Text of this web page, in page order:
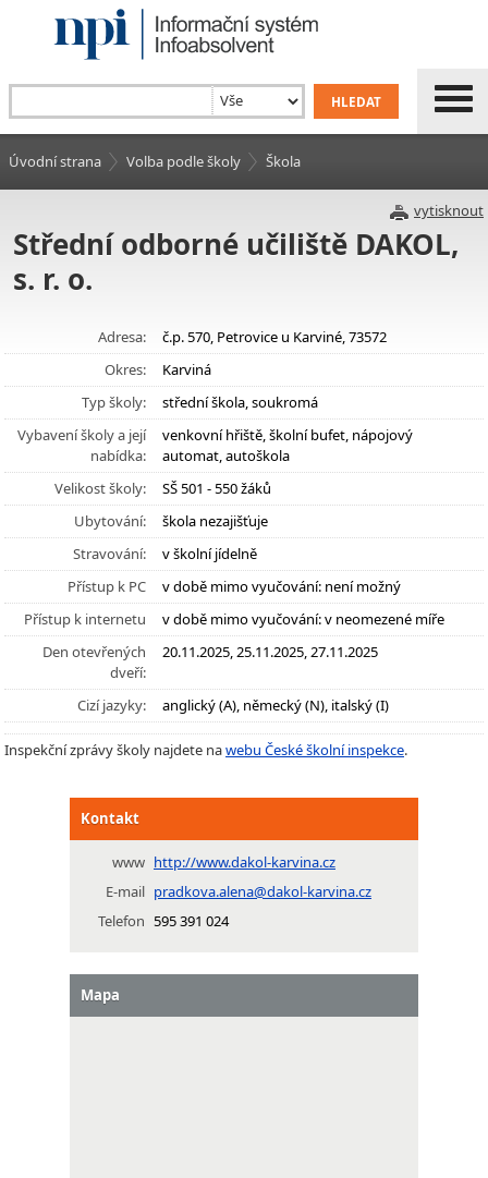
Úvodní strana Volba podle školy Škola
vytisknout
Střední odborné učiliště DAKOL,
s. r. o.
Adresa:
č.p. 570, Petrovice u Karviné, 73572
Okres:
Karviná
Typ školy:
střední škola, soukromá
Vybavení školy a její
nabídka:
venkovní hřiště, školní bufet, nápojový
automat, autoškola
Velikost školy:
SŠ 501 - 550 žáků
Ubytování:
škola nezajišťuje
Stravování:
v školní jídelně
Přístup k PC
v době mimo vyučování: není možný
Přístup k internetu
v době mimo vyučování: v neomezené míře
Den otevřených
dveří:
20.11.2025, 25.11.2025, 27.11.2025
Cizí jazyky: anglický (A), německý (N), italský (I)
Inspekční zprávy školy najdete nawebu České školní inspekce.
Kontakt
www http://www.dakol-karvina.cz
E-mail pradkova.alena@dakol-karvina.cz
Telefon 595 391 024
Mapa